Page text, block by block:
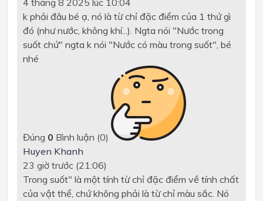
4 tháng 8 2025 lúc 10:04
k phải đâu bé ạ, nó là từ chỉ đặc điểm của 1 thứ gì
đó (như nước, không khí...). Ngta nói "Nước trong
suốt chứ" ngta k nói "Nước có màu trong suốt", bé
nhé
Đúng 0 Bình luận (0)
Huyen Khanh
23 giờ trước (21:06)
Trong suốt" là một tính từ chỉ đặc điểm về tính chất
của vật thể, chứ không phải là từ chỉ màu sắc. Nó